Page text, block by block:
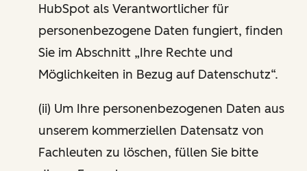
HubSpot als Verantwortlicher für
personenbezogene Daten fungiert, finden
Sie im Abschnitt „Ihre Rechte und
Möglichkeiten in Bezug auf Datenschutz“.
(ii) Um Ihre personenbezogenen Daten aus
unserem kommerziellen Datensatz von
Fachleuten zu löschen, füllen Sie bitte